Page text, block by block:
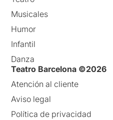
Musicales
Humor
Infantil
Danza
Teatro Barcelona ©2026
Atención al cliente
Aviso legal
Política de privacidad